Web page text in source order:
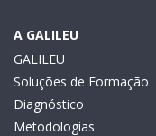
A GALILEU
GALILEU
Soluções de Formação
Diagnóstico
Metodologias